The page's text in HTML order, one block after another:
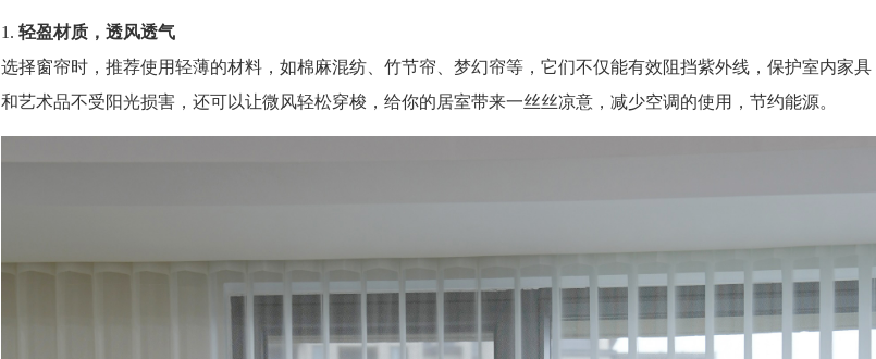
1. 轻盈材质，透风透气
选择窗帘时，推荐使用轻薄的材料，如棉麻混纺、竹节帘、梦幻帘等，它们不仅能有效阻挡紫外线，保护室内家具
和艺术品不受阳光损害，还可以让微风轻松穿梭，给你的居室带来一丝丝凉意，减少空调的使用，节约能源。